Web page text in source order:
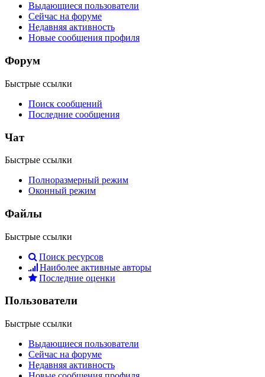
Выдающиеся пользователи
Сейчас на форуме
Недавняя активность
Новые сообщения профиля
Форум
Быстрые ссылки
Поиск сообщений
Последние сообщения
Чат
Быстрые ссылки
Полноразмерный режим
Оконный режим
Файлы
Быстрые ссылки
Поиск ресурсов
Наиболее активные авторы
Последние оценки
Пользователи
Быстрые ссылки
Выдающиеся пользователи
Сейчас на форуме
Недавняя активность